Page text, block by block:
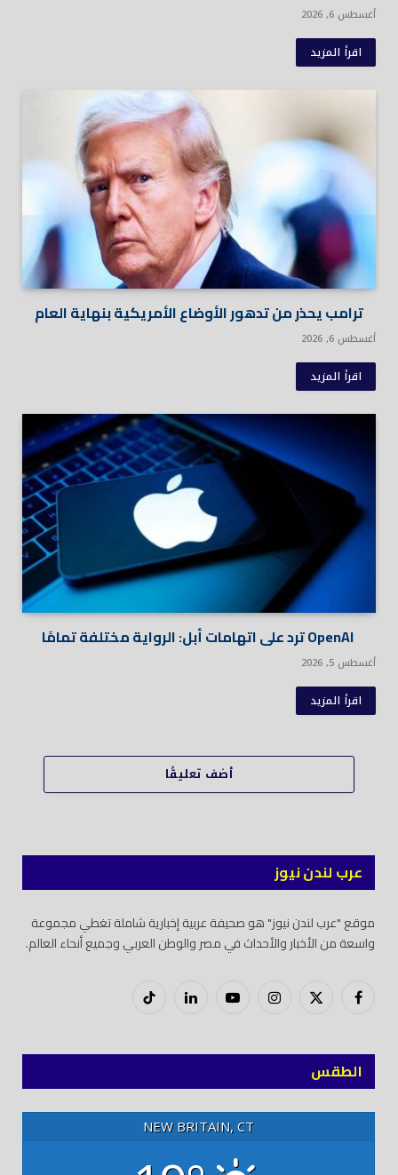
أغسطس 6, 2026
اقرأ المزيد
ترامب يحذر من تدهور الأوضاع الأمريكية بنهاية العام
أغسطس 6, 2026
اقرأ المزيد
أغسطس 5, 2026
اقرأ المزيد
أضف تعليقًا
عرب لندن نيوز
موقع "عرب لندن نيوز" هو صحيفة عربية إخبارية شاملة تغطي مجموعة
واسعة من الأخبار والأحداث في مصر والوطن العربي وجميع أنحاء العالم.
فيسبوكX
إنستغراميوتيوب لينكدودتيك
الطقس
NEW BRITAIN, CT